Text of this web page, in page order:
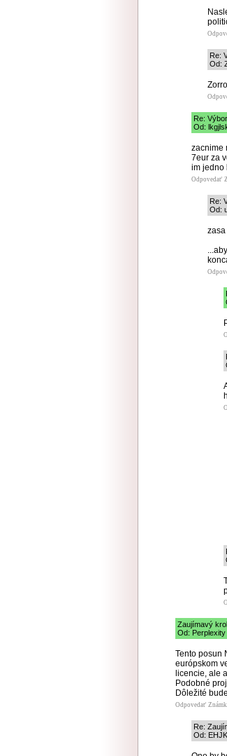
Re:
Od:
Re:
Od:
zacnime
7eur za
im jedno
Odpovedať
Re:
Od:
Zaujímavý
Od:
Tento posun
európskom
licencie, ale
Podobné
Dôležité
Odpovedať
Re:
Od: